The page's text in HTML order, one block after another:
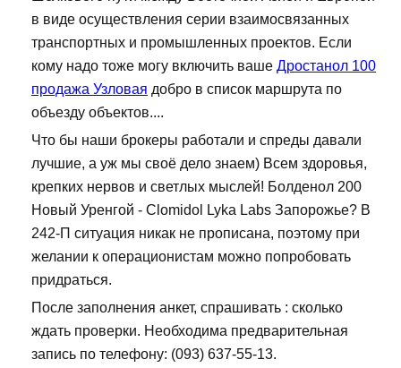
в виде осуществления серии взаимосвязанных
транспортных и промышленных проектов. Если
кому надо тоже могу включить ваше Дростанол 100
продажа Узловая добро в список маршрута по
объезду объектов....
Что бы наши брокеры работали и спреды давали
лучшие, а уж мы своё дело знаем) Всем здоровья,
крепких нервов и светлых мыслей! Болденол 200
Новый Уренгой - Clomidol Lyka Labs Запорожье? В
242-П ситуация никак не прописана, поэтому при
желании к операционистам можно попробовать
придраться.
После заполнения анкет, спрашивать : сколько
ждать проверки. Необходима предварительная
запись по телефону: (093) 637-55-13.